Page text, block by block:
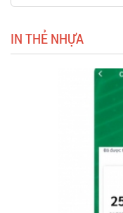
IN THẺ NHỰA